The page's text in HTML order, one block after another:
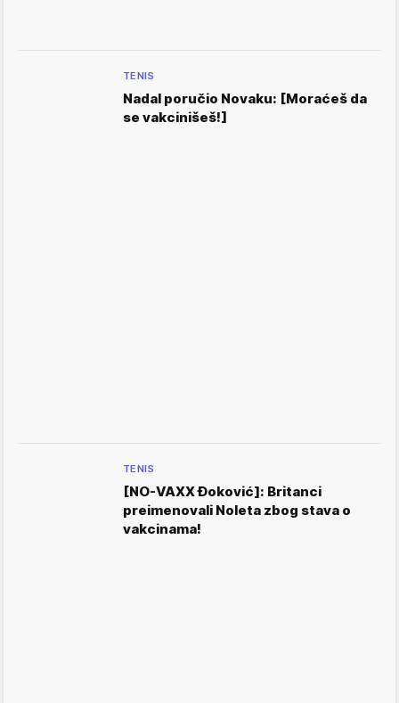
TENIS
Nadal poručio Novaku: [Moraćeš da
se vakcinišeš!]
TENIS
[NO-VAXX Đoković]: Britanci
preimenovali Noleta zbog stava o
vakcinama!